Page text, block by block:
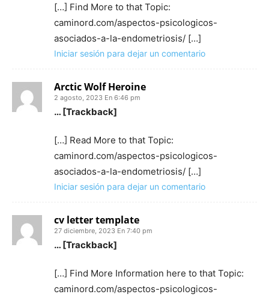
[…] Find More to that Topic:
caminord.com/aspectos-psicologicos-
asociados-a-la-endometriosis/ […]
Iniciar sesión para dejar un comentario
Arctic Wolf Heroine
2 agosto, 2023 En 6:46 pm
… [Trackback]
[…] Read More to that Topic:
caminord.com/aspectos-psicologicos-
asociados-a-la-endometriosis/ […]
Iniciar sesión para dejar un comentario
cv letter template
27 diciembre, 2023 En 7:40 pm
… [Trackback]
[…] Find More Information here to that Topic:
caminord.com/aspectos-psicologicos-